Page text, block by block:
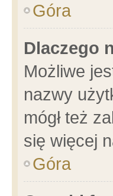
Góra
Dlaczego
Możliwe
nazwy
mógł też
się więcej
Góra